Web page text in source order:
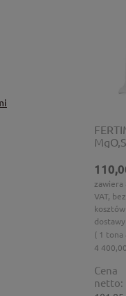
zawiera
VAT, bez
kosztów
dostawy
( 1 tona
4
Cena
netto: